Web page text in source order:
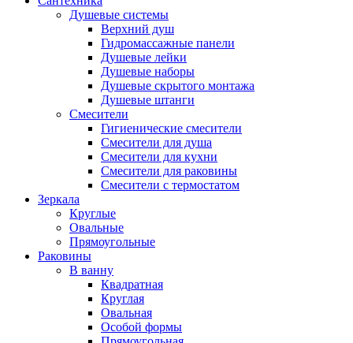
Душевые системы
Верхний душ
Гидромассажные панели
Душевые лейки
Душевые наборы
Душевые скрытого монтажа
Душевые штанги
Смесители
Гигиенические смесители
Смесители для душа
Смесители для кухни
Смесители для раковины
Смесители с термостатом
Зеркала
Круглые
Овальные
Прямоугольные
Раковины
В ванну
Квадратная
Круглая
Овальная
Особой формы